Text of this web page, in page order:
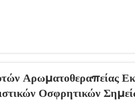
Αρωματοθεραπείας
Οσφρητικών